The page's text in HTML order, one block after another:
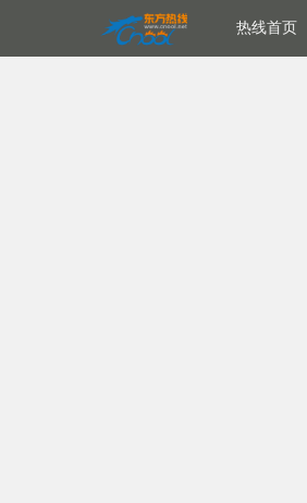
热线首页